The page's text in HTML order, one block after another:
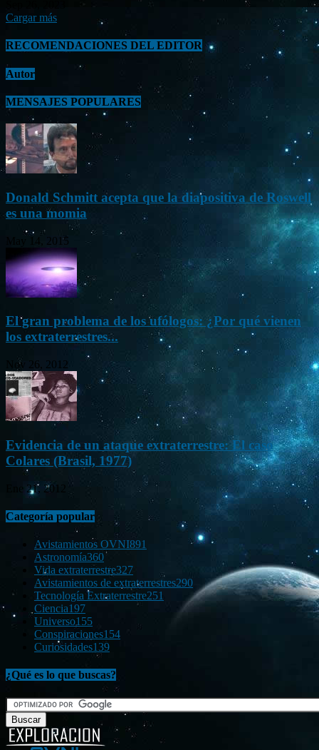
Cargar más
RECOMENDACIONES DEL EDITOR
Autor
MENSAJES POPULARES
Donald Schmitt acepta que la diapositiva de Roswell
es una momia
May 14, 2015
El gran problema de los ufólogos: ¿Por qué vienen
los extraterrestres...
Nov 26, 2012
Evidencia de un ataque extraterrestre: El caso
Colares (Brasil, 1977)
Ene 21, 2012
Categoría popular
Avistamientos OVNI891
Astronomía360
Vida extraterrestre327
Avistamientos de extraterrestres290
Tecnología Extraterrestre251
Ciencia197
Universo155
Conspiraciones154
Curiosidades139
¿Qué es lo que buscas?